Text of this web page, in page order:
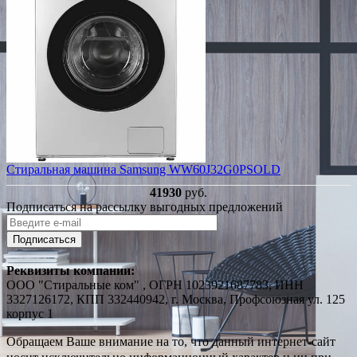
Стиральная машина Samsung WW60J32G0PSOLD
41930 руб.
Подписаться на рассылку выгодных предложений
Подписаться
Реквизиты компании:
ООО "Стиральные ком" , ОГРН 1023921687783, ИНН
3327126172, КПП 332440942, г. Москва, Профсоюзная ул. 125
корпус 1
Обращаем Ваше внимание на то, что данный интернет-сайт